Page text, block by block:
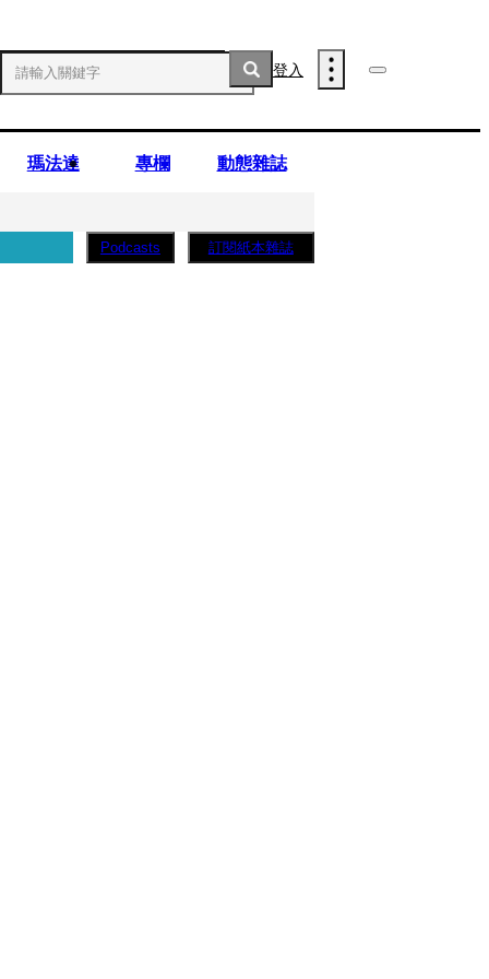
登入
瑪法達 專欄 動態雜誌
Podcasts 訂閱紙本雜誌